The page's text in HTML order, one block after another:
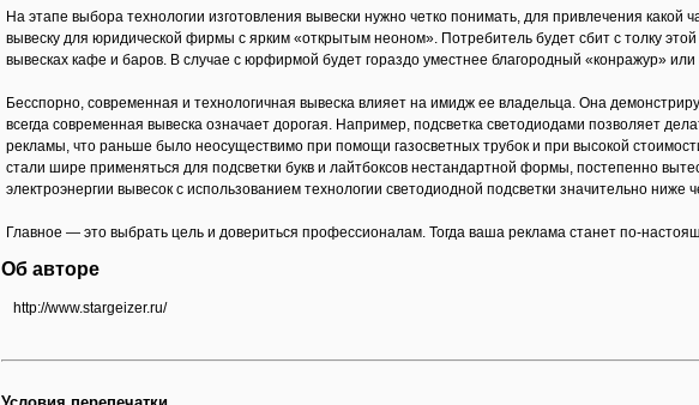
На этапе выбора технологии изготовления вывески нужно четко понимать, для привлечения
вывеску для юридической фирмы с ярким «открытым неоном». Потребитель будет сбит с толку
вывесках кафе и баров. В случае с юрфирмой будет гораздо уместнее благородный «конражур» или
Бесспорно, современная и технологичная вывеска влияет на имидж ее владельца. Она
всегда современная вывеска означает дорогая. Например, подсветка светодиодами позволяет
рекламы, что раньше было неосуществимо при помощи газосветных трубок и при высокой
стали шире применяться для подсветки букв и лайтбоксов нестандартной формы, постепенно
электроэнергии вывесок с использованием технологии светодиодной подсветки значительно
Главное — это выбрать цель и довериться профессионалам. Тогда ваша реклама станет по-
Об авторе
http://www.stargeizer.ru/